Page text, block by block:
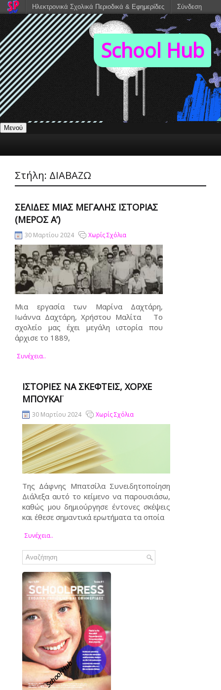
School Hub
Μενού
Στήλη: ΔΙΑΒΑΖΩ
ΣΕΛΊΔΕΣ ΜΙΑΣ ΜΕΓΆΛΗΣ ΙΣΤΟΡΊΑΣ
(ΜΈΡΟΣ Α’)
30 Μαρτίου 2024 Χωρίς Σχόλια
Μια εργασία των Μαρίνα Δαχτάρη,
Ιωάννα Δαχτάρη, Χρήστου Μαλίτα Το
σχολείο μας έχει μεγάλη ιστορία που
άρχισε το 1889,
Συνέχεια..
ΙΣΤΟΡΊΕΣ ΝΑ ΣΚΕΦΤΕΊΣ, ΧΌΡΧΕ
ΜΠΟΥΚΆΙ
30 Μαρτίου 2024 Χωρίς Σχόλια
Tης Δάφνης Μπατσίλα Συνειδητοποίηση
Διάλεξα αυτό το κείμενο να παρουσιάσω,
καθώς μου δημιούργησε έντονες σκέψεις
και έθεσε σημαντικά ερωτήματα τα οποία
Συνέχεια..
School Hub
Ηλεκτρονικά Σχολικά Περιοδικά & Εφημερίδες Σύνδεση